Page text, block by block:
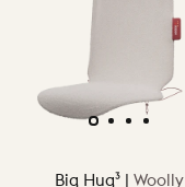
Big Hug³ | Woolly